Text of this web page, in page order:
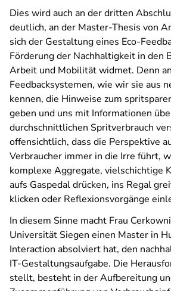
Dies wird auch an der dritten
deutlich, an der Master-Thesis von
sich der Gestaltung eines Eco-
Förderung der Nachhaltigkeit in den
Arbeit und Mobilität widmet. Denn an
Feedbacksystemen, wie wir sie aus
kennen, die Hinweise zum
geben und uns mit Informationen
durchschnittlichen Spritverbrauch
offensichtlich, dass die Perspektive
Verbraucher immer in die Irre führt,
komplexe Aggregate, vielschichtige
aufs Gaspedal drücken, ins Regal
klicken oder Reflexionsvorgänge
In diesem Sinne macht Frau
Universität Siegen einen Master in
Interaction absolviert hat, den
IT-Gestaltungsaufgabe. Die
stellt, besteht in der Aufbereitung